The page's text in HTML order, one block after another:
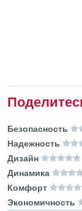
Безопасность
Надежность
Дизайн
Динамика
Комфорт
Экономичность